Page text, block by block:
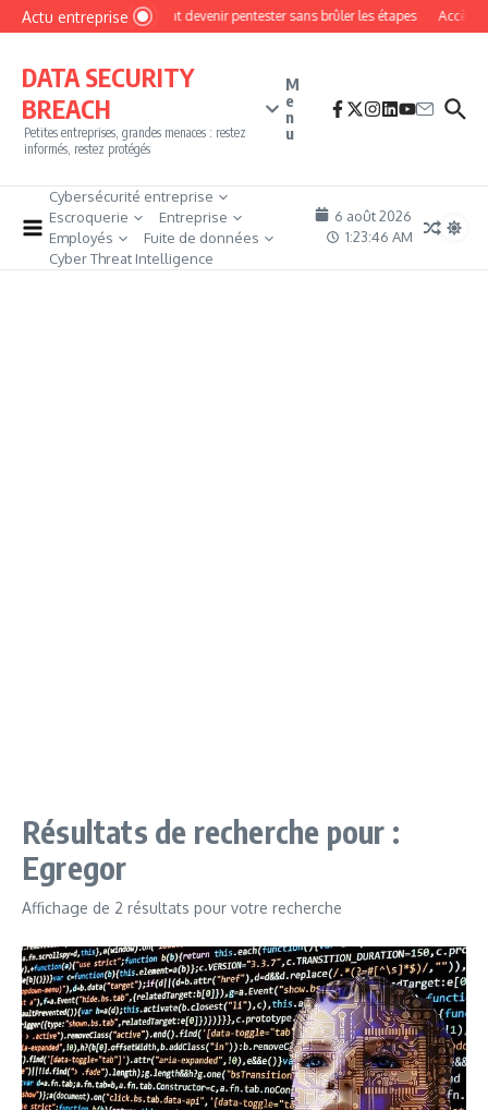
Aller au contenu
Actu entrepriseComment devenir pentester sans brûler les étapes Accès
DATA SECURITY
BREACH
Petites entreprises, grandes menaces : restez
informés, restez protégés
M
e
n
u
Cybersécurité entreprise
Escroquerie
Entreprise
Employés
Fuite de données
Cyber Threat Intelligence
6 août 2026
1:23:46 AM
Résultats de recherche pour :
Egregor
Affichage de 2 résultats pour votre recherche